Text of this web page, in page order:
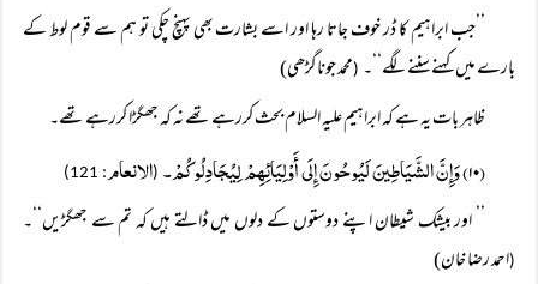
’’جب ابراہیم کا ڈر خوف جاتا رہا اور اسے بشارت بھی پہنچ چکی تو ہم سے قوم لوط کے
بارے میں کہنے سننے لگے‘‘۔ (محمد جوناگڑھی)
ظاہر بات یہ ہے کہ ابراہیم علیہ السلام بحث کررہے تھے نہ کہ جھگڑا کررہے تھے۔
(۱۰) وَإِنَّ الشَّیَاطِینَ لَیُوحُونَ إِلَی أَوْلِیَائِہِمْ لِیُجَادِلُوکُمْ۔ (الانعام: 121)
’’ اور بیشک شیطان اپنے دوستوں کے دلوں میں ڈالتے ہیں کہ تم سے جھگڑیں‘‘۔
(احمد رضا خان)